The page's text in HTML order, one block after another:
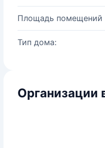
Площадь помещений
Тип дома:
Организации